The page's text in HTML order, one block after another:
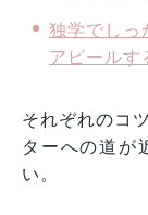
独学でしっ
アピールす
それぞれのコ
ターへの道が
い。